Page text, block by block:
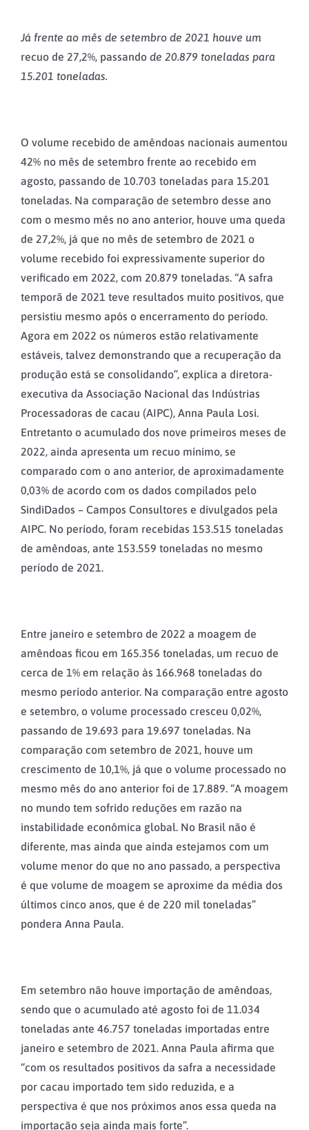
Já frente ao mês de setembro de 2021 houve um
recuo de 27,2%, passando de 20.879 toneladas para
15.201 toneladas.
O volume recebido de amêndoas nacionais aumentou
42% no mês de setembro frente ao recebido em
agosto, passando de 10.703 toneladas para 15.201
toneladas. Na comparação de setembro desse ano
com o mesmo mês no ano anterior, houve uma queda
de 27,2%, já que no mês de setembro de 2021 o
volume recebido foi expressivamente superior do
verificado em 2022, com 20.879 toneladas. “A safra
temporã de 2021 teve resultados muito positivos, que
persistiu mesmo após o encerramento do período.
Agora em 2022 os números estão relativamente
estáveis, talvez demonstrando que a recuperação da
produção está se consolidando”, explica a diretora-
executiva da Associação Nacional das Indústrias
Processadoras de cacau (AIPC), Anna Paula Losi.
Entretanto o acumulado dos nove primeiros meses de
2022, ainda apresenta um recuo mínimo, se
comparado com o ano anterior, de aproximadamente
0,03% de acordo com os dados compilados pelo
SindiDados – Campos Consultores e divulgados pela
AIPC. No período, foram recebidas 153.515 toneladas
de amêndoas, ante 153.559 toneladas no mesmo
período de 2021.
Entre janeiro e setembro de 2022 a moagem de
amêndoas ficou em 165.356 toneladas, um recuo de
cerca de 1% em relação às 166.968 toneladas do
mesmo período anterior. Na comparação entre agosto
e setembro, o volume processado cresceu 0,02%,
passando de 19.693 para 19.697 toneladas. Na
comparação com setembro de 2021, houve um
crescimento de 10,1%, já que o volume processado no
mesmo mês do ano anterior foi de 17.889. “A moagem
no mundo tem sofrido reduções em razão na
instabilidade econômica global. No Brasil não é
diferente, mas ainda que ainda estejamos com um
volume menor do que no ano passado, a perspectiva
é que volume de moagem se aproxime da média dos
últimos cinco anos, que é de 220 mil toneladas”
pondera Anna Paula.
Em setembro não houve importação de amêndoas,
sendo que o acumulado até agosto foi de 11.034
toneladas ante 46.757 toneladas importadas entre
janeiro e setembro de 2021. Anna Paula afirma que
“com os resultados positivos da safra a necessidade
por cacau importado tem sido reduzida, e a
perspectiva é que nos próximos anos essa queda na
importação seja ainda mais forte”.